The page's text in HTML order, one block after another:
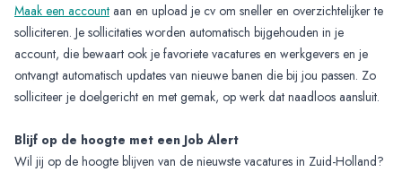
Maak een account aan en upload je cv om sneller en overzichtelijker te
solliciteren. Je sollicitaties worden automatisch bijgehouden in je
account, die bewaart ook je favoriete vacatures en werkgevers en je
ontvangt automatisch updates van nieuwe banen die bij jou passen. Zo
solliciteer je doelgericht en met gemak, op werk dat naadloos aansluit.
Blijf op de hoogte met een Job Alert
Wil jij op de hoogte blijven van de nieuwste vacatures in Zuid-Holland?